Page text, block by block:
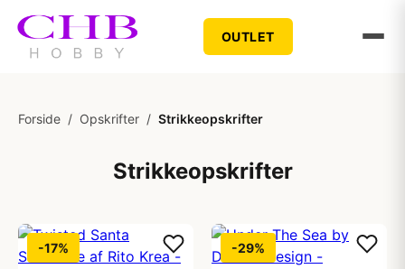
OUTLET
Forside / Opskrifter / Strikkeopskrifter
Strikkeopskrifter
-17% -29%